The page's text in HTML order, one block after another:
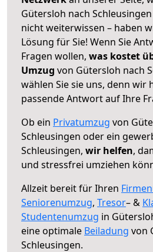
Gütersloh nach
nicht weiterwissen – haben
Lösung für Sie! Wenn Sie
Fragen wollen, was kostet
Umzug von Gütersloh nach
wählen Sie sie uns, denn wir
passende Antwort auf Ihre
Ob ein Privatumzug von
Schleusingen oder ein
Schleusingen, wir helfen,
und stressfrei umziehen
Allzeit bereit für Ihren
Seniorenumzug, Tresor– &
Studentenumzug in
eine optimale Beiladung von
Schleusingen.